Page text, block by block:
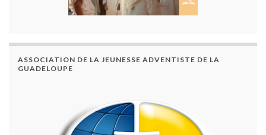
ASSOCIATION DE LA JEUNESSE ADVENTISTE DE LA
GUADELOUPE